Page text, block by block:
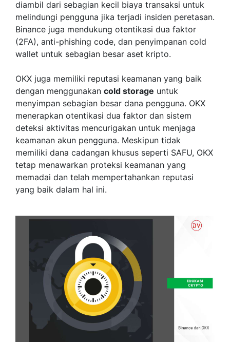
diambil dari sebagian kecil biaya transaksi untuk
melindungi pengguna jika terjadi insiden peretasan.
Binance juga mendukung otentikasi dua faktor
(2FA), anti-phishing code, dan penyimpanan cold
wallet untuk sebagian besar aset kripto.
OKX juga memiliki reputasi keamanan yang baik
dengan menggunakan cold storage untuk
menyimpan sebagian besar dana pengguna. OKX
menerapkan otentikasi dua faktor dan sistem
deteksi aktivitas mencurigakan untuk menjaga
keamanan akun pengguna. Meskipun tidak
memiliki dana cadangan khusus seperti SAFU, OKX
tetap menawarkan proteksi keamanan yang
memadai dan telah mempertahankan reputasi
yang baik dalam hal ini.